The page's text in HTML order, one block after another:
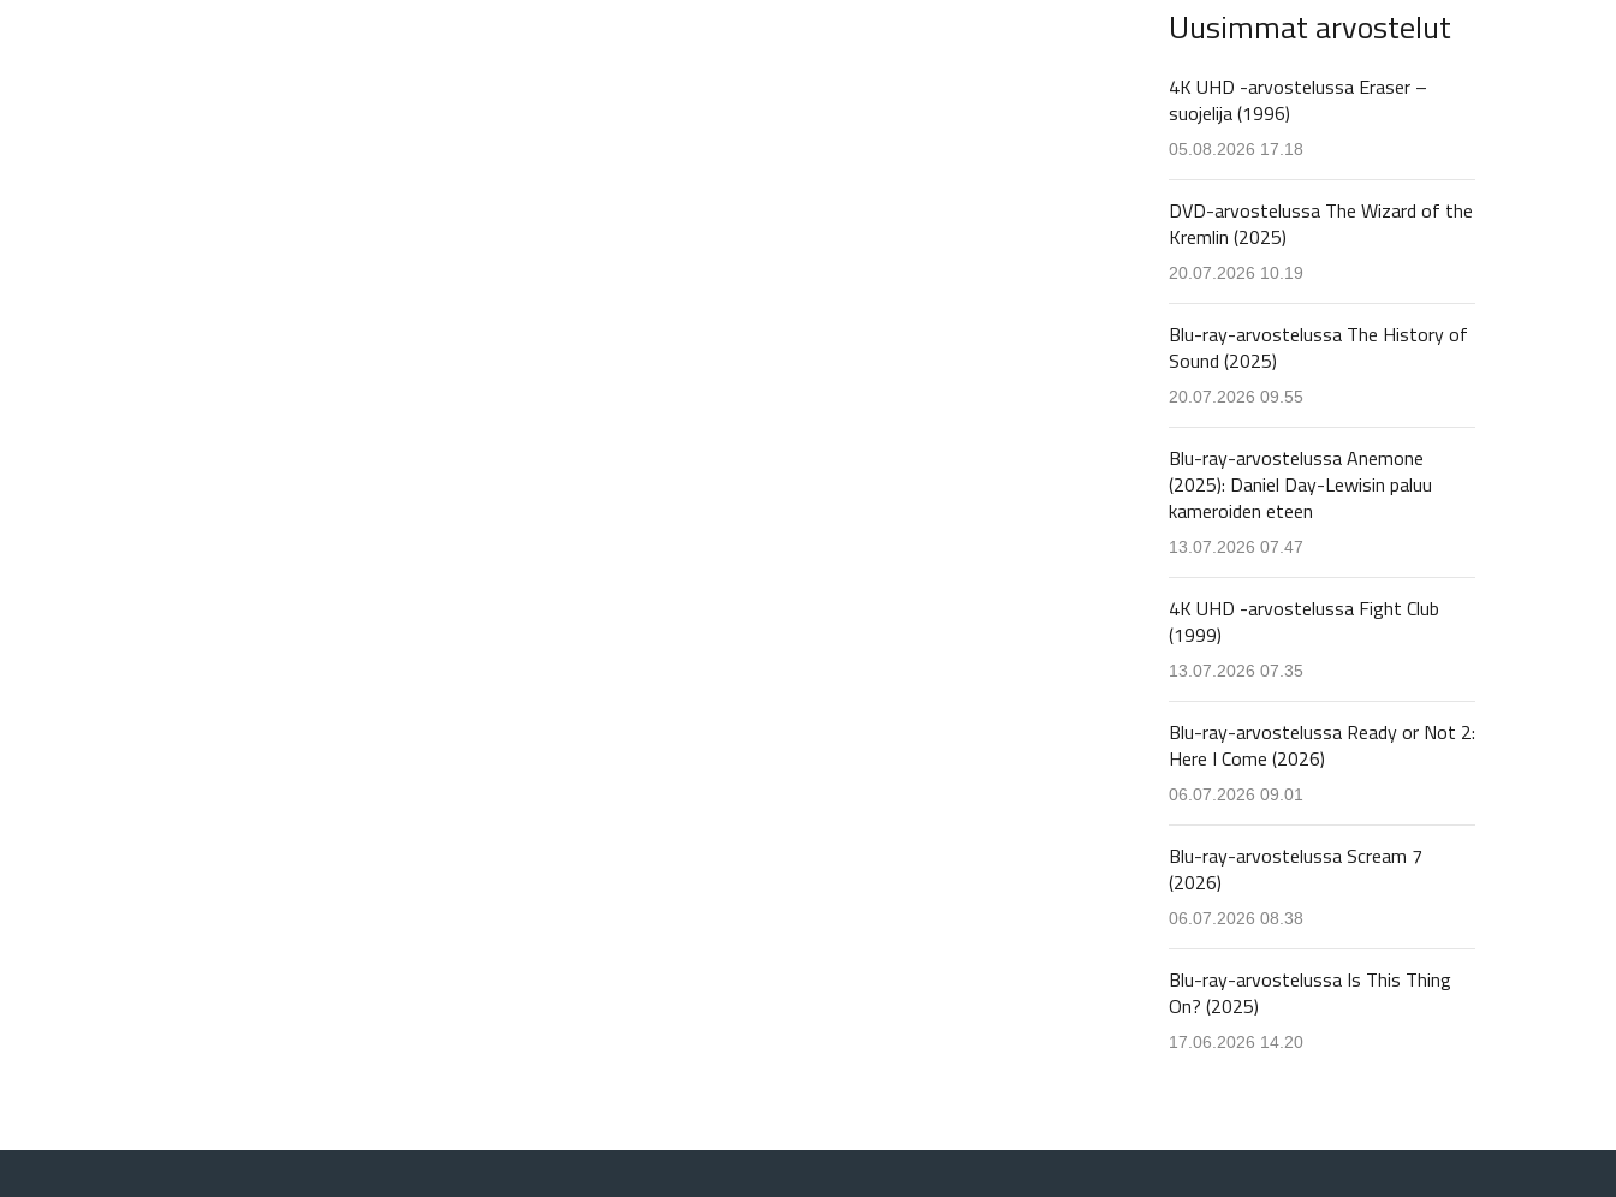
Uusimmat arvostelut
4K UHD -arvostelussa Eraser –
suojelija (1996)
05.08.2026 17.18
DVD-arvostelussa The Wizard of the
Kremlin (2025)
20.07.2026 10.19
Blu-ray-arvostelussa The History of
Sound (2025)
20.07.2026 09.55
Blu-ray-arvostelussa Anemone
(2025): Daniel Day-Lewisin paluu
kameroiden eteen
13.07.2026 07.47
4K UHD -arvostelussa Fight Club
(1999)
13.07.2026 07.35
Blu-ray-arvostelussa Ready or Not 2:
Here I Come (2026)
06.07.2026 09.01
Blu-ray-arvostelussa Scream 7
(2026)
06.07.2026 08.38
Blu-ray-arvostelussa Is This Thing
On? (2025)
17.06.2026 14.20